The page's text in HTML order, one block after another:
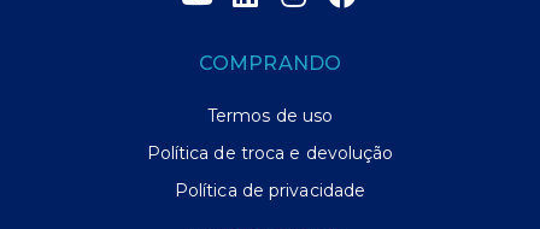
COMPRANDO
Termos de uso
Política de troca e devolução
Política de privacidade